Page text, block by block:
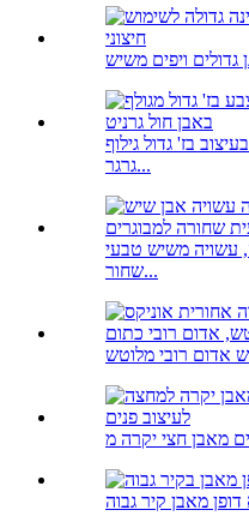
בז' גדול גילוף
גרגר...
עשויה משיש טבעי
שחור...